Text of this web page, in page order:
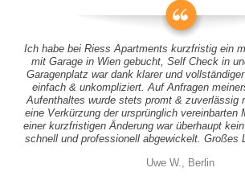
Ich habe bei Riess Apartments kurzfristig ein
mit Garage in Wien gebucht, Self Check in
Garagenplatz war dank klarer und
einfach & unkompliziert. Auf Anfragen
Aufenthaltes wurde stets promt & zuverlässig
eine Verkürzung der ursprünglich vereinbarten
einer kurzfristigen Änderung war überhaupt
schnell und professionell abgewickelt. Großes
Uwe W., Berlin